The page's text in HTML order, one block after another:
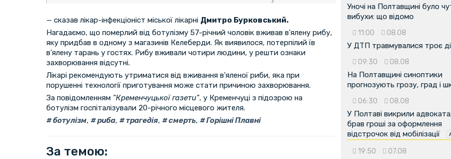
— сказав лікар-інфекціоніст міської лікарні Дмитро Бурковський.
Нагадаємо, що померлий від ботулізму 57-річний чоловік вживав в'ялену рибу,
яку придбав в одному з магазинів Келеберди. Як виявилося, потерпілий їв
в'ялену тарань у гостях. Рибу вживали чотири людини, у решти ознаки
захворювання відсутні.
Лікарі рекомендують утриматися від вживання в'яленої риби, яка при
порушенні технології приготування може стати причиною захворювання.
За повідомленням "Кременчуцької газети", у Кременчуці з підозрою на
ботулізм госпіталізували 20-річного місцевого жителя.
ботулізм, риба, трагедія, смерть, Горішні Плавні
За темою:
Уночі на Полтавщині було
вибухи: що відомо
11:00 08.08
У ДТП травмувалися троє
09:30 08.08
На Полтавщині синоптики
прогнозують грозу, град і
06:30 08.08
У Полтаві викрили
брав гроші за оформлення
відстрочок від мобілізації
19:50 07.08